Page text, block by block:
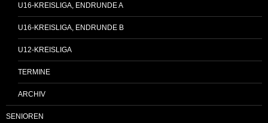
U16-KREISLIGA, ENDRUNDE A
U16-KREISLIGA, ENDRUNDE B
U12-KREISLIGA
TERMINE
ARCHIV
SENIOREN